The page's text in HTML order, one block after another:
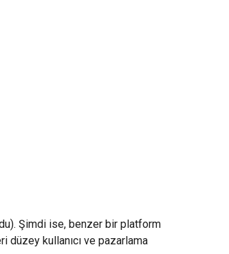
Şimdi ise, benzer bir platform
düzey kullanıcı ve pazarlama